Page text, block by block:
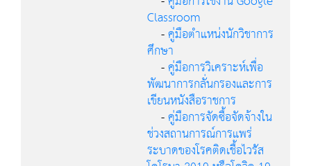
Classroom
-คู่มือตำแหน่งนักวิชาการ
ศึกษา
-คู่มือการวิเคราะห์เพื่อ
พัฒนาการกลั่นกรองและการ
เขียนหนังสือราชการ
-คู่มือการจัดซื้อจัดจ้างใน
ช่วงสถานการณ์การแพร่
ระบาดของโรคติดเชื้อไวรัส